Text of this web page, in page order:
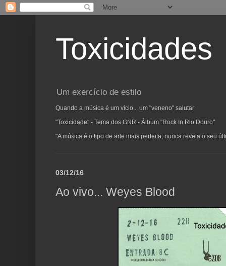
Toxicidades
Um exercício de estilo
Quando a música é um vício... um "veneno" salutar
"Toxicidade" - Tema dos GNR - Álbum "Rock In Rio Douro"
"A música é o tipo de arte mais perfeita; nunca revela o seu
03/12/16
Ao vivo... Weyes Blood